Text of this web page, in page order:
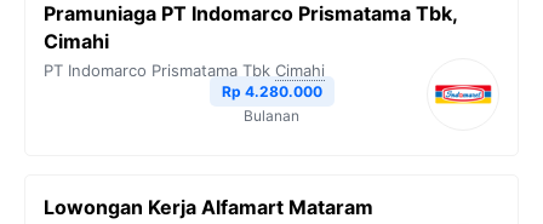
Pramuniaga PT Indomarco Prismatama Tbk,
Cimahi
PT Indomarco Prismatama Tbk Cimahi
Rp 4.280.000
Bulanan
Lowongan Kerja Alfamart Mataram